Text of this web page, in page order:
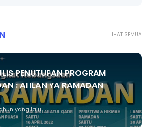
LIHAT SEMUA
PENUTUPAN PROGRAM
: AHLAN YA RAMADAN
yang lalu